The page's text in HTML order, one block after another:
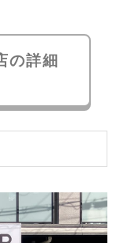
の詳細